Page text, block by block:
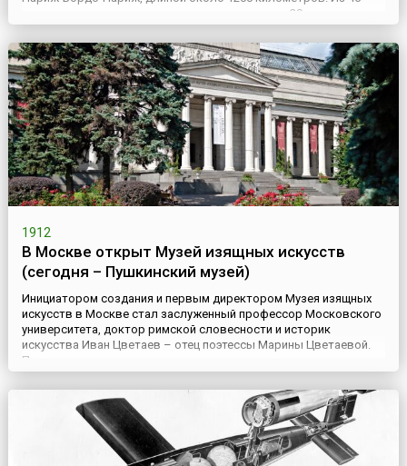
участников, взявших старт в этих состязаниях, 29
использовали автомобили с бензиновыми двигателями, 15 – с
паровым и только 2 – с электрическими. Победителем
состязаний с...
1912
В Москве открыт Музей изящных искусств
(сегодня – Пушкинский музей)
Инициатором создания и первым директором Музея изящных
искусств в Москве стал заслуженный профессор Московского
университета, доктор римской словесности и историк
искусства Иван Цветаев – отец поэтессы Марины Цветаевой.
По его замыслу, помимо оригинальных экспонатов, в музее
должны были также содержаться гипсовые слепки, макеты,
живописные и гальванокопии шедевров мирового искусства,
иллюстрир...